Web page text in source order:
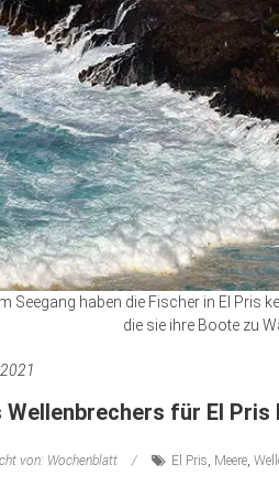
Seegang haben die Fischer in El Pris
die sie ihre Boote zu
Wellenbrechers für El
von: Wochenblatt El Pris Meere